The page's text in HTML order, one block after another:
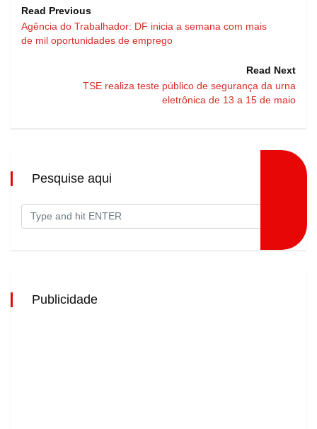
Read Previous
Agência do Trabalhador: DF inicia a semana com mais
de mil oportunidades de emprego
Read Next
TSE realiza teste público de segurança da urna
eletrônica de 13 a 15 de maio
Pesquise aqui
Publicidade